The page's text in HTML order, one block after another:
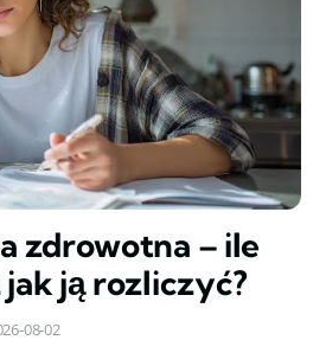
zdrowotna – ile
ją rozliczyć?
08-02